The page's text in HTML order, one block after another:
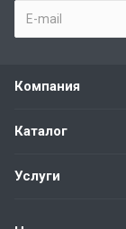
Компания
Каталог
Услуги